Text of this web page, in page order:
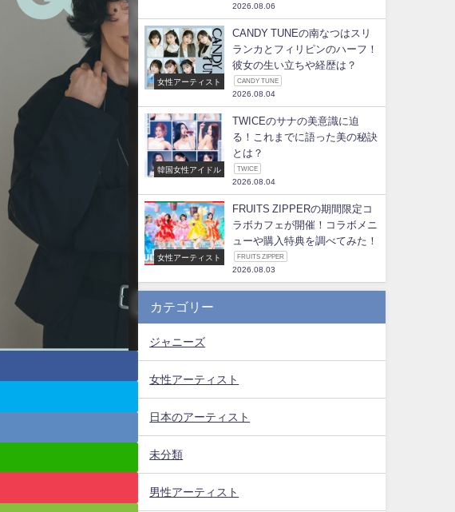
2026.08.06
女性アーティスト
CANDY TUNEの南なつはスリ
ランカとフィリピンのハーフ！
彼女の生い立ちや経歴は？
CANDY TUNE
2026.08.04
韓国女性アイドル
TWICEのサナの美意識に迫
る！これまでに語った美の秘訣
とは？
TWICE
2026.08.04
女性アーティスト
FRUITS ZIPPERの期間限定コ
ラボカフェが開催！コラボメニ
ューや購入特典を調べてみた！
FRUITS ZIPPER
2026.08.03
カテゴリー
ジャニーズ
女性アーティスト
日本のアーティスト
未分類
男性アーティスト